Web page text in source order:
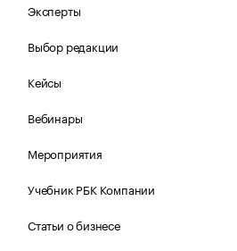
Эксперты
Выбор редакции
Кейсы
Вебинары
Мероприятия
Учебник РБК Компании
Статьи о бизнесе